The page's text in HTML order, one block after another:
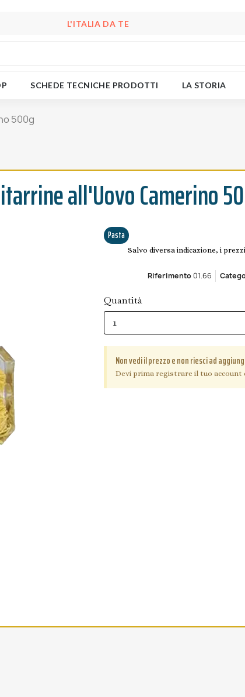
L'ITALIA DA TE
SCHEDE TECNICHE PRODOTTI LA STORIA
500g
all'Uovo Camerino
Pasta
Salvo diversa indicazione, i
Riferimento 01.66
Quantità
Non vedi il prezzo e non riesci ad
Devi prima registrare il tuo account